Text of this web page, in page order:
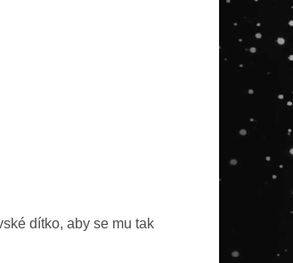
dítko, aby se mu tak